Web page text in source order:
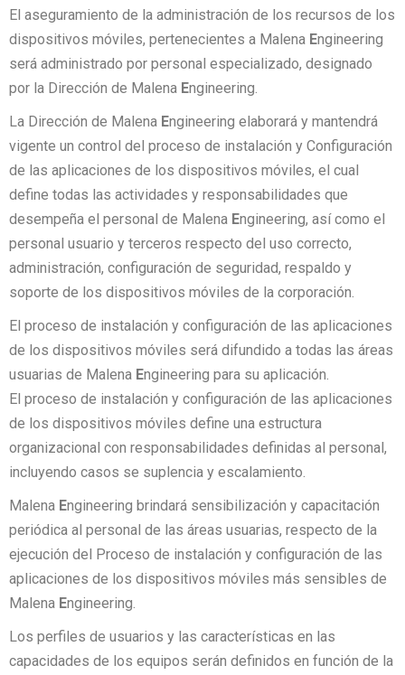
El aseguramiento de la administración de los recursos de los
dispositivos móviles, pertenecientes a Malena Engineering
será administrado por personal especializado, designado
por la Dirección de Malena Engineering.
La Dirección de Malena Engineering elaborará y mantendrá
vigente un control del proceso de instalación y Configuración
de las aplicaciones de los dispositivos móviles, el cual
define todas las actividades y responsabilidades que
desempeña el personal de Malena Engineering, así como el
personal usuario y terceros respecto del uso correcto,
administración, configuración de seguridad, respaldo y
soporte de los dispositivos móviles de la corporación.
El proceso de instalación y configuración de las aplicaciones
de los dispositivos móviles será difundido a todas las áreas
usuarias de Malena Engineering para su aplicación.
El proceso de instalación y configuración de las aplicaciones
de los dispositivos móviles define una estructura
organizacional con responsabilidades definidas al personal,
incluyendo casos se suplencia y escalamiento.
Malena Engineering brindará sensibilización y capacitación
periódica al personal de las áreas usuarias, respecto de la
ejecución del Proceso de instalación y configuración de las
aplicaciones de los dispositivos móviles más sensibles de
Malena Engineering.
Los perfiles de usuarios y las características en las
capacidades de los equipos serán definidos en función de la